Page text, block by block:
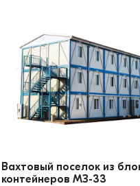
Вахтовый поселок из
контейнеров МЗ-33